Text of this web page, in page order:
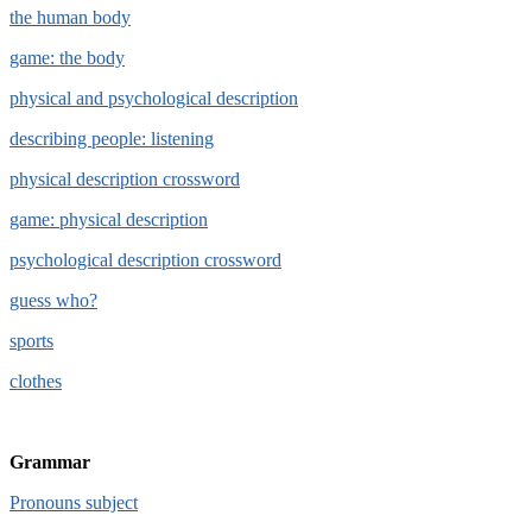
the human body
game: the body
physical and psychological description
describing people: listening
physical description crossword
game: physical description
psychological description crossword
guess who?
sports
clothes
Grammar
Pronouns subject